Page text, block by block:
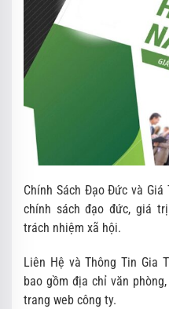
Chính Sách Đạo Đức và
chính sách đạo đức, giá
trách nhiệm xã hội.
Liên Hệ và Thông Tin Gia
bao gồm địa chỉ văn
trang web công ty.